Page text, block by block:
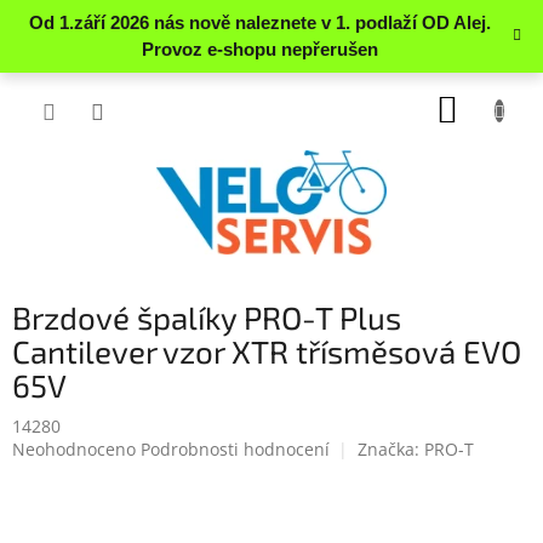
Přejít
Brzdové špalíky PRO-T Plus
Cantilever vzor XTR třísměsová EVO
65V
14280
Průměrné
Neohodnoceno Podrobnosti hodnocení Značka: PRO-T